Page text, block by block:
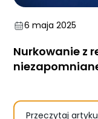
6 maja 2025
Nurkowanie z
Przeczytaj